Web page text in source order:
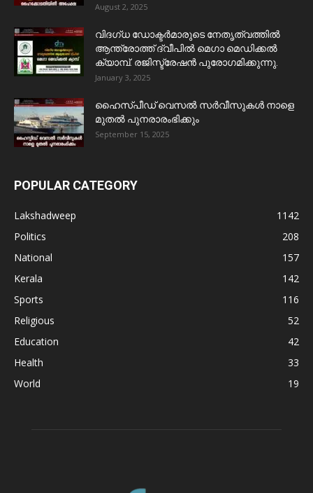
August 2, 2025
വിദഗ്ധ ഡോക്ടർമാരുടെ നേതൃത്വത്തിൽ
ആന്ത്രോത്ത് ദ്വീപിൽ മെഗാ മെഡിക്കൽ
ക്യാമ്പ്. രജിസ്ട്രേഷൻ പുരോഗമിക്കുന്നു.
January 3, 2025
ഹൈസ്പീഡ് വെസൽ സർവീസുകൾ നാളെ
മുതൽ പുനരാരംഭിക്കും
September 15, 2025
POPULAR CATEGORY
Lakshadweep
1142
Politics
208
National
157
Kerala
142
Sports
116
Religious
52
Education
42
Health
33
World
19